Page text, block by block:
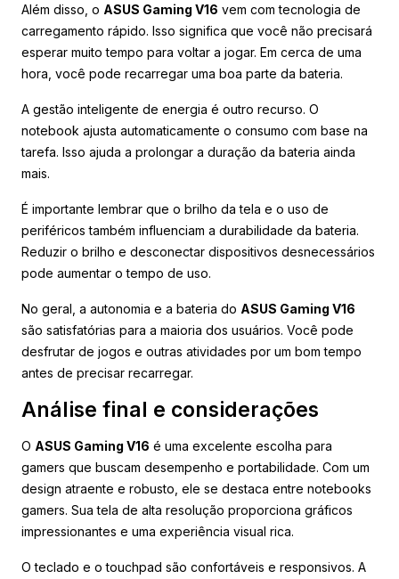
Além disso, o ASUS Gaming V16 vem com tecnologia de
carregamento rápido. Isso significa que você não precisará
esperar muito tempo para voltar a jogar. Em cerca de uma
hora, você pode recarregar uma boa parte da bateria.
A gestão inteligente de energia é outro recurso. O
notebook ajusta automaticamente o consumo com base na
tarefa. Isso ajuda a prolongar a duração da bateria ainda
mais.
É importante lembrar que o brilho da tela e o uso de
periféricos também influenciam a durabilidade da bateria.
Reduzir o brilho e desconectar dispositivos desnecessários
pode aumentar o tempo de uso.
No geral, a autonomia e a bateria do ASUS Gaming V16
são satisfatórias para a maioria dos usuários. Você pode
desfrutar de jogos e outras atividades por um bom tempo
antes de precisar recarregar.
Análise final e considerações
O ASUS Gaming V16 é uma excelente escolha para
gamers que buscam desempenho e portabilidade. Com um
design atraente e robusto, ele se destaca entre notebooks
gamers. Sua tela de alta resolução proporciona gráficos
impressionantes e uma experiência visual rica.
O teclado e o touchpad são confortáveis e responsivos. A